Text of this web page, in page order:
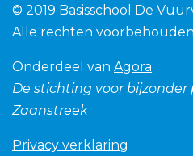
© 2019 Basisschool De
Alle rechten
Onderdeel van Agora
De stichting voor
Zaanstreek
Privacy verklaring